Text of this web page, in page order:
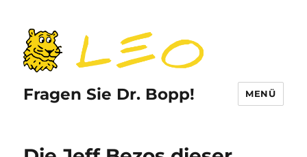
Fragen Sie Dr. Bopp! MENÜ